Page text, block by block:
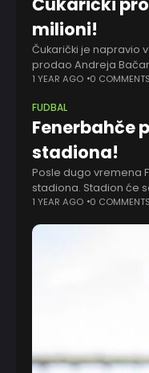
milioni!
Čukarički je napravio
prodao Andreja
klub će na ime
1 YEAR AGO 0 COMMENTS
FUDBAL
Fenerbahče
stadiona!
Posle dugo vremena
stadiona. Stadion će
(Chobani). Ime "Šukru
1 YEAR AGO 0 COMMENTS